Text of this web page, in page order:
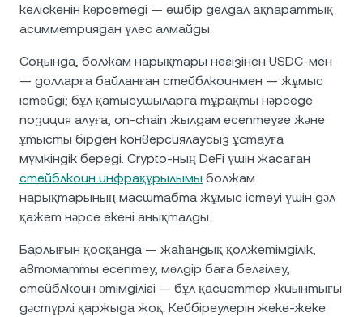
келіскенін көрсетеді — ешбір делдал ақпараттық
асимметриядан үлес алмайды.
Соңында, болжам нарықтары негізінен USDC-мен
— долларға байланған стейблкоинмен — жұмыс
істейді; бұл қатысушыларға тұрақты нәрседе
позиция алуға, on-chain жылдам есептеуге және
ұтысты бірден конверсиялаусыз ұстауға
мүмкіндік береді. Crypto-ның DeFi үшін жасаған
стейблкоин инфрақұрылымы болжам
нарықтарының масштабта жұмыс істеуі үшін дәл
қажет нәрсе екені анықталды.
Барлығын қосқанда — жаһандық қолжетімділік,
автоматты есептеу, мөлдір баға белгілеу,
стейблкоин өтімділігі — бұл қасиеттер жиынтығы
дәстүрлі қаржыда жоқ. Кейбіреулерін жеке-жеке